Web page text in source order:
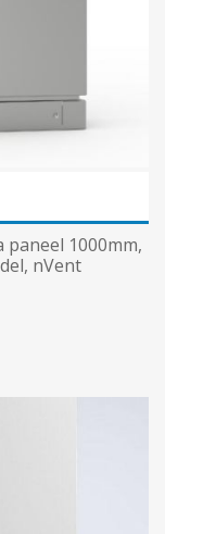
paneel 1000mm,
nVent